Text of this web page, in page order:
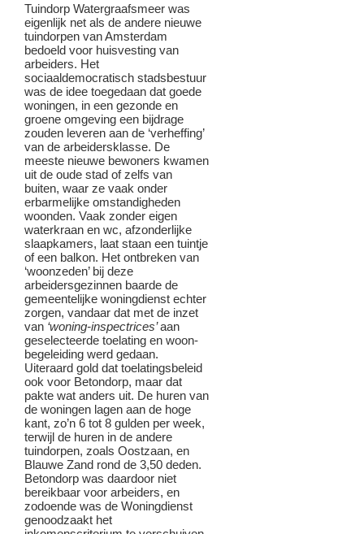
Tuindorp Watergraafsmeer was
eigenlijk net als de andere nieuwe
tuindorpen van Amsterdam
bedoeld voor huisvesting van
arbeiders. Het
sociaaldemocratisch stadsbestuur
was de idee toegedaan dat goede
woningen, in een gezonde en
groene omgeving een bijdrage
zouden leveren aan de ‘verheffing’
van de arbeidersklasse. De
meeste nieuwe bewoners kwamen
uit de oude stad of zelfs van
buiten, waar ze vaak onder
erbarmelijke omstandigheden
woonden. Vaak zonder eigen
waterkraan en wc, afzonderlijke
slaapkamers, laat staan een tuintje
of een balkon. Het ontbreken van
‘woonzeden’ bij deze
arbeidersgezinnen baarde de
gemeentelijke woningdienst echter
zorgen, vandaar dat met de inzet
van ‘woning-inspectrices’aan
geselecteerde toelating en woon-
begeleiding werd gedaan.
Uiteraard gold dat toelatingsbeleid
ook voor Betondorp, maar dat
pakte wat anders uit. De huren van
de woningen lagen aan de hoge
kant, zo’n 6 tot 8 gulden per week,
terwijl de huren in de andere
tuindorpen, zoals Oostzaan, en
Blauwe Zand rond de 3,50 deden.
Betondorp was daardoor niet
bereikbaar voor arbeiders, en
zodoende was de Woningdienst
genoodzaakt het